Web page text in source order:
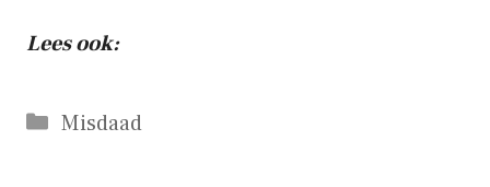
Lees ook:
Categorieën
Misdaad